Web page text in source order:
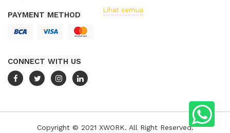
PAYMENT METHOD
CONNECT WITH US
Lihat semua
Copyright © 2021 XWORK. All Right Reserved.